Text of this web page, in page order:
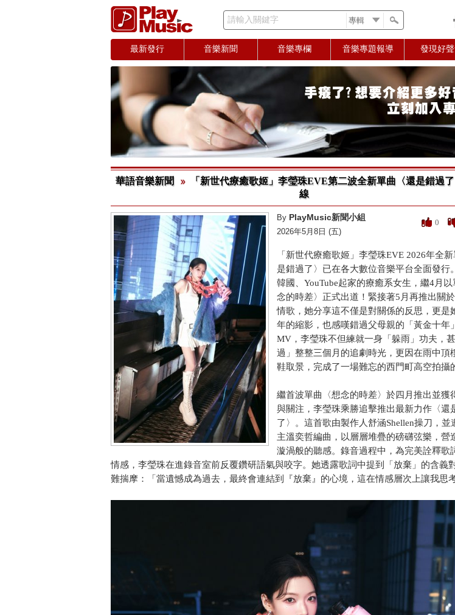
請輸入關鍵字
最新發行 音樂新聞 音樂專欄 音樂專題報導 發現好
華語音樂新聞
「新世代療癒歌姬」李瑩珠EVE第二波全新單曲〈還是錯過
線
0
By PlayMusic新聞小組
2026年5月8日 (五)
「新世代療癒歌姬」李瑩珠EVE 2026年全
是錯過了〉已在各大數位音樂平台全面發行
韓國、YouTube起家的療癒系女生，繼4月以
念的時差〉正式出道！緊接著5月再推出關
情歌，她分享這不僅是對關係的反思，更是
年的縮影，也感嘆錯過父母親的「黃金十年
MV，李瑩珠不但練就一身「躲雨」功夫，
過」整整三個月的追劇時光，更因在雨中頂
鞋取景，完成了一場難忘的西門町高空拍攝
繼首波單曲〈想念的時差〉於四月推出並獲
與關注，李瑩珠乘勝追擊推出最新力作〈還
了〉。這首歌由製作人舒涵Shellen操刀，並
主溫奕哲編曲，以層層堆疊的磅礴弦樂，營
漩渦般的聽感。錄音過程中，為完美詮釋歌
情感，李瑩珠在進錄音室前反覆鑽研語氣與咬字。她透露歌詞中提到「放棄」的含義
難揣摩：「當遺憾成為過去，最終會連結到『放棄』的心境，這在情感層次上讓我思